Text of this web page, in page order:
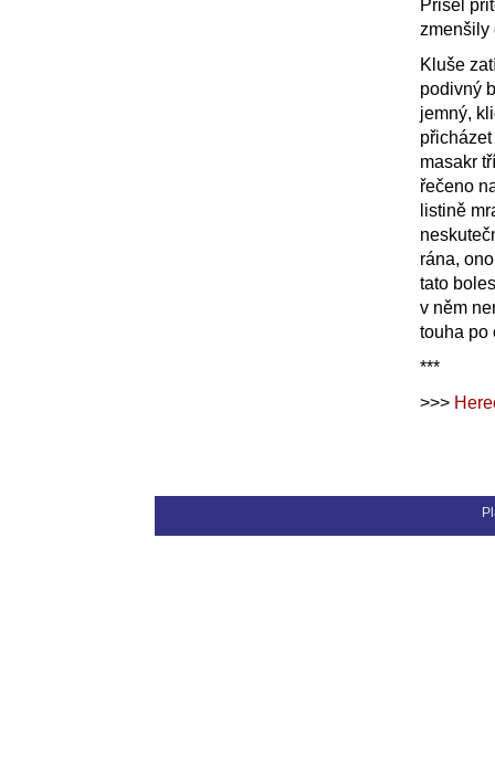
Přišel
zmenšily
Kluše
podivný
jemný,
masakr
řečeno
listině
rána,
tato
v něm
touha po
***
>>>